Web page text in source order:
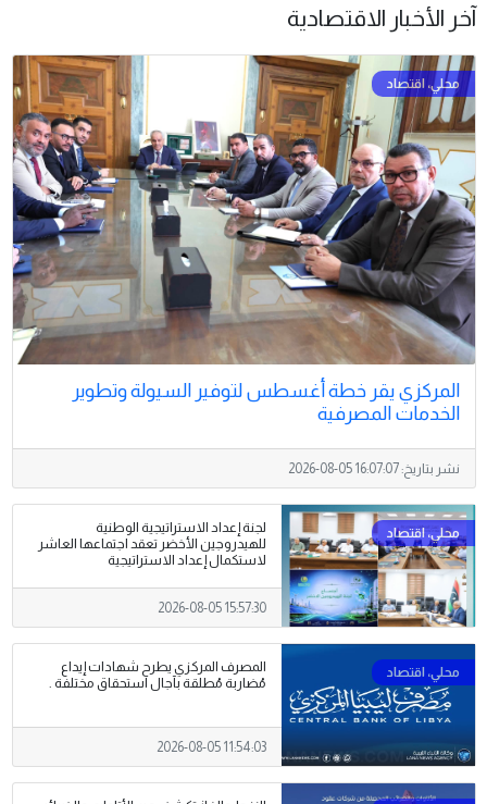
آخر الأخبار الاقتصادية
المركزي يقر خطة أغسطس لتوفير السيولة وتطوير
الخدمات المصرفية
نشر بتاريخ:2026-08-05 16:07:07
لجنة إعداد الاستراتيجية الوطنية
للهيدروجين الأخضر تعقد اجتماعها العاشر
لاستكمال إعداد الاستراتيجية
2026-08-05 15:57:30
المصرف المركزي يطرح شهادات إيداع
مُضاربة مُطلقة بآجال استحقاق مختلفة .
2026-08-05 11:54:03